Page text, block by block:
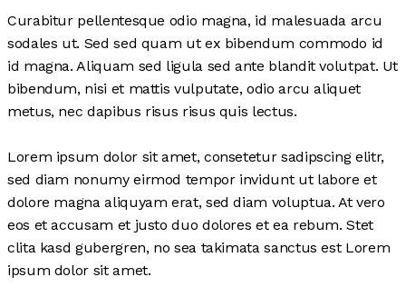
Curabitur pellentesque odio magna, id malesuada arcu
sodales ut. Sed sed quam ut ex bibendum commodo id
id magna. Aliquam sed ligula sed ante blandit volutpat. Ut
bibendum, nisi et mattis vulputate, odio arcu aliquet
metus, nec dapibus risus risus quis lectus.
Lorem ipsum dolor sit amet, consetetur sadipscing elitr,
sed diam nonumy eirmod tempor invidunt ut labore et
dolore magna aliquyam erat, sed diam voluptua. At vero
eos et accusam et justo duo dolores et ea rebum. Stet
clita kasd gubergren, no sea takimata sanctus est Lorem
ipsum dolor sit amet.